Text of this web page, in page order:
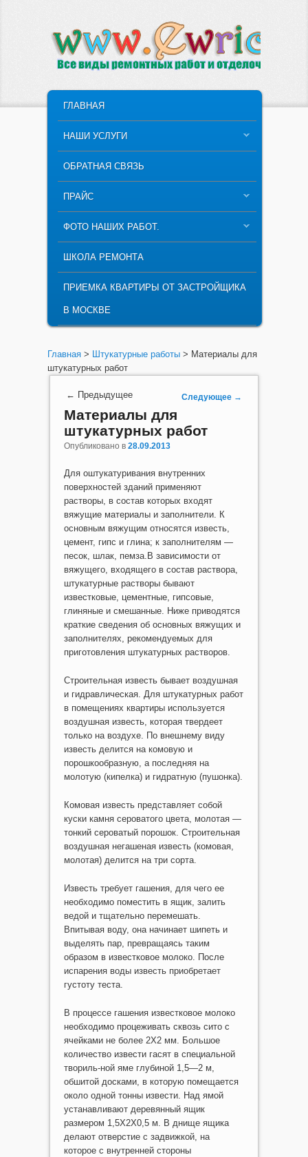
ПЕРЕЙТИ К ОСНОВНОМУ СОДЕРЖИМОМУ
ПЕРЕЙТИ К ДОПОЛНИТЕЛЬНОМУ
СОДЕРЖИМОМУ
ГЛАВНАЯ
НАШИ УСЛУГИ
ОБРАТНАЯ СВЯЗЬ
ПРАЙС
ФОТО НАШИХ РАБОТ.
ШКОЛА РЕМОНТА
ПРИЕМКА КВАРТИРЫ ОТ ЗАСТРОЙЩИКА
В МОСКВЕ
Главная > Штукатурные работы > Материалы для
штукатурных работ
Навигация по записям
← Предыдущее Следующее →
Материалы для
штукатурных работ
Опубликовано в28.09.2013
Для оштукатуривания внутренних
поверхностей зданий применяют
растворы, в состав которых входят
вяжущие материалы и заполнители. К
основным вяжущим относятся известь,
цемент, гипс и глина; к заполнителям —
песок, шлак, пемза. В зависимости от
вяжущего, входящего в состав раствора,
штукатурные растворы бывают
известковые, цементные, гипсовые,
глиняные и смешанные. Ниже приводятся
краткие сведения об основных вяжущих и
заполнителях, рекомендуемых для
приготовления штукатурных растворов.
Строительная известь бывает воздушная
и гидравлическая. Для штукатурных работ
в помещениях квартиры используется
воздушная известь, которая твердеет
только на воздухе. По внешнему виду
известь делится на комовую и
порошкообразную, а последняя на
молотую (кипелка) и гидратную (пушонка).
Комовая известь представляет собой
куски камня сероватого цвета, молотая —
тонкий сероватый порошок. Строительная
воздушная негашеная известь (комовая,
молотая) делится на три сорта.
Известь требует гашения, для чего ее
необходимо поместить в ящик, залить
ведой и тщательно перемешать.
Впитывая воду, она начинает шипеть и
выделять пар, превращаясь таким
образом в известковое молоко. После
испарения воды известь приобретает
густоту теста.
В процессе гашения известковое молоко
необходимо процеживать сквозь сито с
ячейками не более 2X2 мм. Большое
количество извести гасят в специальной
твориль-ной яме глубиной 1,5—2 м,
обшитой досками, в которую помещается
около одной тонны извести. Над ямой
устанавливают деревянный ящик
размером 1,5X2X0,5 м. В днище ящика
делают отверстие с задвижкой, на
которое с внутренней стороны